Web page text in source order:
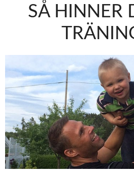
SÅ HINNER